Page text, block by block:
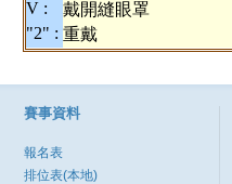
V :
戴開縫眼罩
"2" : 重戴
賽事資料
報名表
排位表(本地)